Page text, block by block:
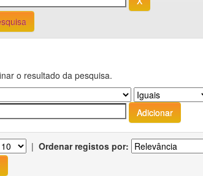
o resultado da pesquisa.
| Ordenar registos por: